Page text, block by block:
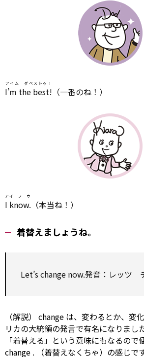
I’m the best!
アイム ダベストゥ！
（一番のね！）
I know.
アイ ノーウ
（本当ね！）
着替えましょうね。
Let’s change now.発音：レッツ
（解説） change
リカの大統領の発言で有名になりまし
「着替える」という意味にもなるので
change . （着替えなくちゃ）の感じで